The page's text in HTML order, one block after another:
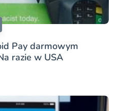
Pay darmowym
razie w USA